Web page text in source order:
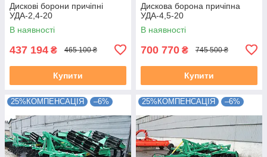
Дискові борони причіпні
УДА-2,4-20
В наявності
437 194 ₴ 465 100 ₴
Купити
Дискова борона причіпна
УДА-4,5-20
В наявності
700 770 ₴ 745 500 ₴
Купити
25%КОМПЕНСАЦІЯ –6% 25%КОМПЕНСАЦІЯ –6%